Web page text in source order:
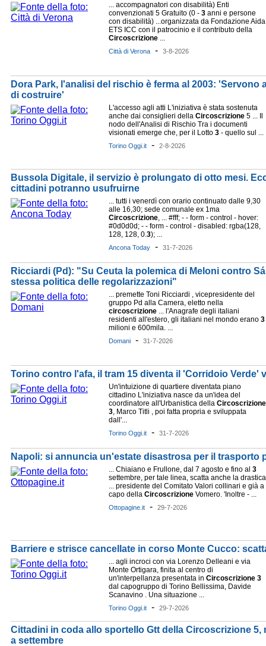
... accompagnatori con disabilità) Enti
convenzionati 5 Gratuito (0 - 3 anni e persone
con disabilità) ...organizzata da Fondazione Aida
ETS ICC con il patrocinio e il contributo della
Circoscrizione ...
Città di Verona - 3-8-2026
Dora Park, l'analisi del rischio è ferma al 2003: 'Servono
di costruire'
L'accesso agli atti L'iniziativa è stata sostenuta
anche dai consiglieri della Circoscrizione 5 ... Il
nodo dell'Analisi di Rischio Tra i documenti
visionati emerge che, per il Lotto 3 - quello sul ...
Torino Oggi.it - 2-8-2026
Bussola Digitale, il servizio è prolungato di otto mesi.
cittadini potranno usufruirne
... tutti i venerdì con orario continuato dalle 9,30
alle 16,30; sede comunale ex 1ma
Circoscrizione, ... #fff; - - form - control - hover:
#0d0d0d; - - form - control - disabled: rgba(128,
128, 128, 0.3); ...
Ancona Today - 31-7-2026
Ricciardi (Pd): "Su Ceuta la polemica di Meloni contro
stessa politica delle regolarizzazioni"
... premette Toni Ricciardi , vicepresidente del
gruppo Pd alla Camera, eletto nella
circoscrizione ... l'Anagrafe degli italiani
residenti all'estero, gli italiani nel mondo erano 3
milioni e 600mila. ...
Domani - 31-7-2026
Torino contro l'afa, il tram 15 diventa il 'Corridoio Verde'
Un'intuizione di quartiere diventata piano
cittadino L'iniziativa nasce da un'idea del
coordinatore all'Urbanistica della Circoscrizione
3, Marco Titli , poi fatta propria e sviluppata
dall'...
Torino Oggi.it - 31-7-2026
Napoli: si annuncia un'estate disastrosa per il trasporto
... Chiaiano e Frullone, dal 7 agosto e fino al 3
settembre, per tale linea, scatta anche la drastica
... presidente del Comitato Valori collinari e già a
capo della Circoscrizione Vomero. 'Inoltre - ...
Ottopagine.it - 29-7-2026
Barriere e strisce cancellate in corso Monte Cucco:
... agli incroci con via Lorenzo Delleani e via
Monte Ortigara, finita al centro di
un'interpellanza presentata in Circoscrizione 3
dal capogruppo di Torino Bellissima, Davide
Scanavino . Una situazione ...
Torino Oggi.it - 29-7-2026
Cittadini in coda allo sportello Gtt della Circoscrizione 5,
a settembre